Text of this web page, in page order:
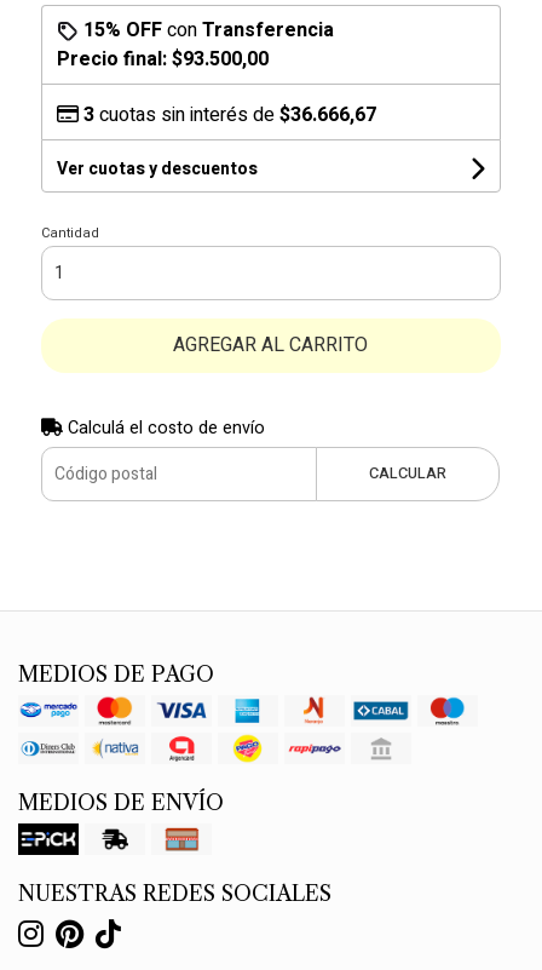
15% OFFconTransferencia
Precio final:$93.500,00
3cuotas sin interés de$36.666,67
Ver cuotas y descuentos
Cantidad
AGREGAR AL CARRITO
Calculá el costo de envío
CALCULAR
MEDIOS DE PAGO
MEDIOS DE ENVÍO
NUESTRAS REDES SOCIALES